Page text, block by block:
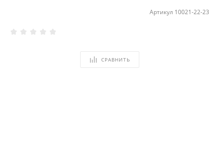
Артикул 10021-22-23
СРАВНИТЬ